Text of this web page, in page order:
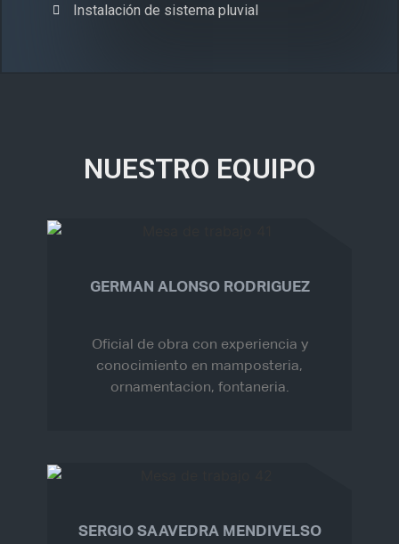
Instalación de sistema pluvial
NUESTRO EQUIPO
GERMAN ALONSO RODRIGUEZ
Oficial de obra con experiencia y
conocimiento en mamposteria,
ornamentacion, fontaneria.
SERGIO SAAVEDRA MENDIVELSO